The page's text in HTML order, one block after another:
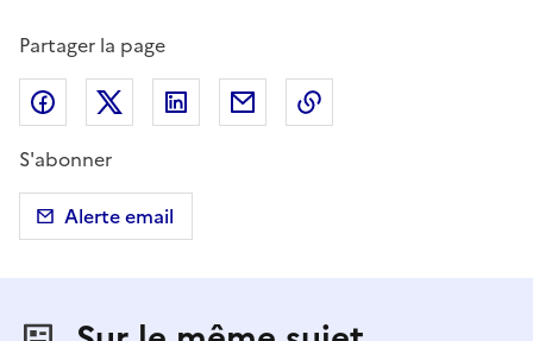
Partager la page
Partager sur Facebook
Partager sur X (anciennement Twitter)
Partager sur LinkedIn
Partager par email
S'abonner
Alerte email